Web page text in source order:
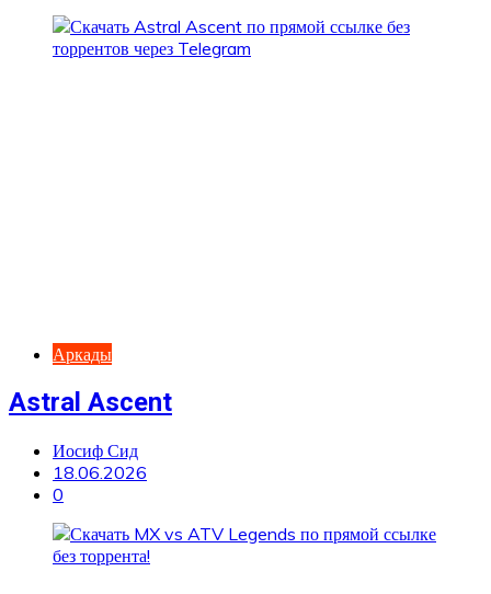
Аркады
Astral Ascent
Иосиф Сид
18.06.2026
0